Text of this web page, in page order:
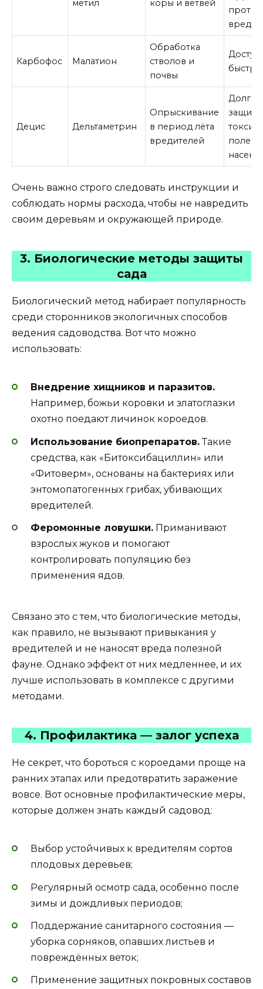
метил коры и ветвей
Карбофос Малатион
Обработка
стволов и
почвы
Децис Дельтаметрин
Опрыскивание
в период лёта
вредителей
Очень важно строго следовать инструкции и
соблюдать нормы расхода, чтобы не навредить
своим деревьям и окружающей природе.
3. Биологические методы защиты
сада
Биологический метод набирает популярность
среди сторонников экологичных способов
ведения садоводства. Вот что можно
использовать:
Внедрение хищников и паразитов.
Например, божьи коровки и златоглазки
охотно поедают личинок короедов.
Использование биопрепаратов.Такие
средства, как «Битоксибациллин» или
«Фитоверм», основаны на бактериях или
энтомопатогенных грибах, убивающих
вредителей.
Феромонные ловушки. Приманивают
взрослых жуков и помогают
контролировать популяцию без
применения ядов.
Связано это с тем, что биологические методы,
как правило, не вызывают привыкания у
вредителей и не наносят вреда полезной
фауне. Однако эффект от них медленнее, и их
лучше использовать в комплексе с другими
методами.
4. Профилактика — залог успеха
Не секрет, что бороться с короедами проще на
ранних этапах или предотвратить заражение
вовсе. Вот основные профилактические меры,
которые должен знать каждый садовод:
Выбор устойчивых к вредителям сортов
плодовых деревьев;
Регулярный осмотр сада, особенно после
зимы и дождливых периодов;
Поддержание санитарного состояния —
уборка сорняков, опавших листьев и
повреждённых веток;
Применение защитных покровных составов